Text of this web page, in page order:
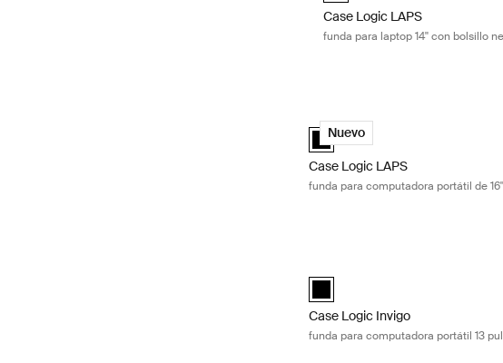
Case Logic LAPS
funda para laptop 14'' con bolsillo
Case Logic LAPS funda para
Nuevo
Case Logic LAPS laptop sleeve
Case Logic LAPS
funda para computadora portátil de
black (selected)
Case Logic Invigo
funda para computadora portátil 13